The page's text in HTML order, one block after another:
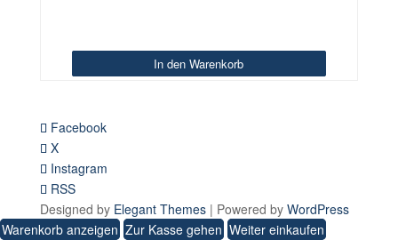
In den Warenkorb
In den Warenkorb
In den Warenkorb
Facebook
X
Instagram
RSS
Designed by Elegant Themes| Powered by WordPress
Warenkorb anzeigen Zur Kasse gehen Weiter einkaufen